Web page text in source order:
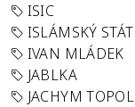
ISIC
ISLÁMSKÝ STÁT
IVAN MLÁDEK
JABLKA
JACHYM TOPOL